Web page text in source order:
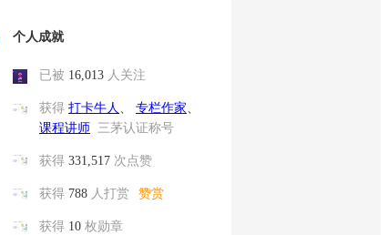
个人成就
已被 16,013 人关注
获得 打卡牛人
专栏作家
课程讲师 三茅认证称号
获得 331,517 次点赞
获得 788 人打赏 赞赏
获得 10 枚勋章